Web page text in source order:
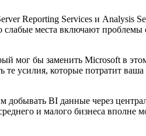
Reporting Services и Analysis
слабые места включают проблемы
мог бы заменить Microsoft в
усилия, которые потратит
BI данные через
и малого бизнеса вполне